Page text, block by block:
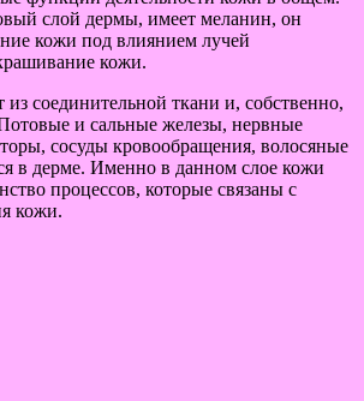
слой дермы, имеет меланин, он
кожи под влиянием лучей
кожи.
из соединительной ткани и, собственно,
и сальные железы, нервные
сосуды кровообращения, волосяные
в дерме. Именно в данном слое кожи
процессов, которые связаны с
кожи.